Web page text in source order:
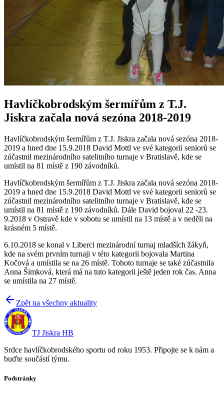
Havlíčkobrodským šermířům z T.J.
Jiskra začala nová sezóna 2018-2019
Havlíčkobrodským šermířům z T.J. Jiskra začala nová sezóna 2018-
2019 a hned dne 15.9.2018 David Mottl ve své kategorii seniorů se
zúčastnil mezinárodního satelitního turnaje v Bratislavě, kde se
umístil na 81 místě z 190 závodníků.
Havlíčkobrodským šermířům z T.J. Jiskra začala nová sezóna 2018-
2019 a hned dne 15.9.2018 David Mottl ve své kategorii seniorů se
zúčastnil mezinárodního satelitního turnaje v Bratislavě, kde se
umístil na 81 místě z 190 závodníků. Dále David bojoval 22 -23.
9.2018 v Ostravě kde v sobotu se umístil na 13 místě a v neděli na
krásném 5 místě.
6.10.2018 se konal v Liberci mezinárodní turnaj mladších žákyň,
kde na svém prvním turnaji v této kategorii bojovala Martina
Kočová a umístila se na 26 místě. Tohoto turnaje se také zúčastnila
Anna Šimková, která má na tuto kategorii ještě jeden rok čas. Anna
se umístila na 27 místě.
Zpět na všechny aktuality
TJ Jiskra HB
Srdce havlíčkobrodského sportu od roku 1953. Připojte se k nám a
buďte součástí týmu.
Podstránky